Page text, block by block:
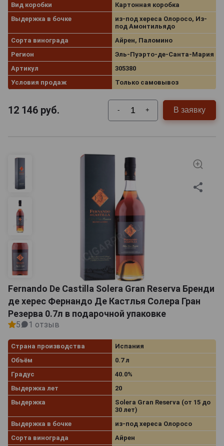
Вид коробки
Картонная коробка
Выдержка в бочке
из-под хереса Олоросо, Из-
под Амонтильядо
Сорта винограда
Айрен, Паломино
Регион
Эль‑Пуэрто‑де‑Санта‑Мария
Артикул
305380
Условия продаж
Только самовывоз
12 146 руб. - + В заявку
Fernando De Castilla Solera Gran Reserva Бренди
де херес Фернандо Де Кастлья Солера Гран
Резерва 0.7л в подарочной упаковке
5 1 отзыв
Страна производства
Испания
Объём
0.7 л
Градус
40.0%
Выдержка лет
20
Выдержка
Solera Gran Reserva (от 15 до
30 лет)
Выдержка в бочке
из-под хереса Олоросо
Сорта винограда
Айрен